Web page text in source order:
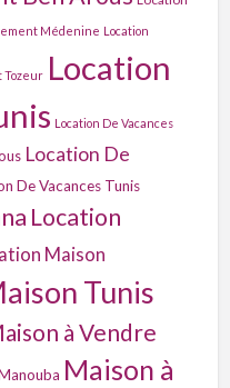
Médenine Location
Tozeur Location
Location De Vacances
Location De
De Vacances Tunis
Location
Maison
Tunis
à Vendre
Maison à